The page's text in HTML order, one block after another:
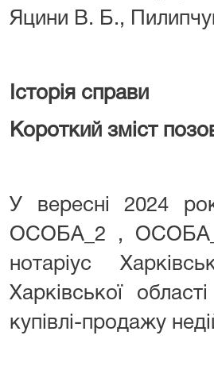
Яцини В. Б.,
Історія справи
Короткий зміст
У вересні 2024
ОСОБА_2 ,
нотаріус
Харківської
купівлі-продажу